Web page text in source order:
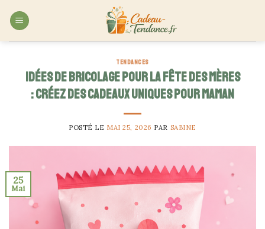
TENDANCES
Idées de bricolage pour la fête des mères
: créez des cadeaux uniques pour maman
POSTÉ LE MAI 25, 2026 PAR SABINE
25
Mai